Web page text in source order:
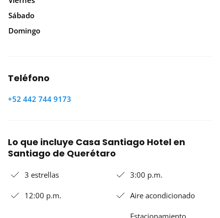
Sábado
Domingo
Teléfono
+52 442 744 9173
Lo que incluye Casa Santiago Hotel en
Santiago de Querétaro
3 estrellas 3:00 p.m.
12:00 p.m. Aire acondicionado
Estacionamiento